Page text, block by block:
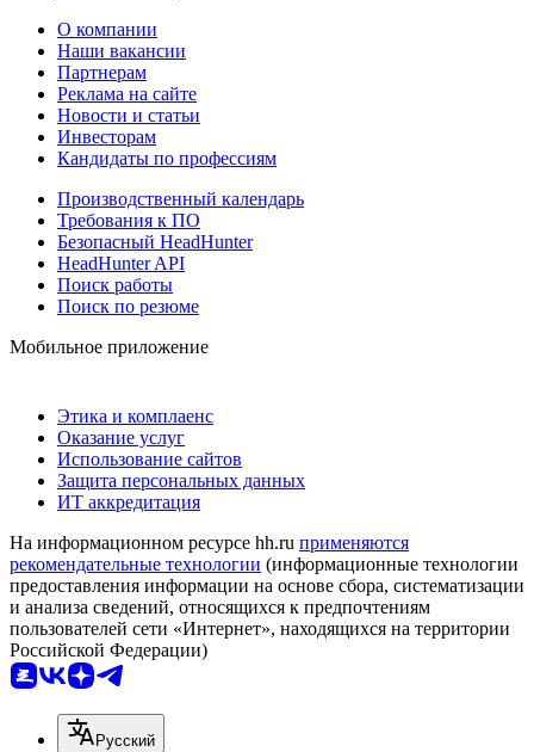
О компании
Наши вакансии
Партнерам
Реклама на сайте
Новости и статьи
Инвесторам
Кандидаты по профессиям
Производственный календарь
Требования к ПО
Безопасный HeadHunter
HeadHunter API
Поиск работы
Поиск по резюме
Мобильное приложение
Этика и комплаенс
Оказание услуг
Использование сайтов
Защита персональных данных
ИТ аккредитация
На информационном ресурсе hh.ru применяются
рекомендательные технологии (информационные технологии
предоставления информации на основе сбора, систематизации
и анализа сведений, относящихся к предпочтениям
пользователей сети «Интернет», находящихся на территории
Российской Федерации)
Русский